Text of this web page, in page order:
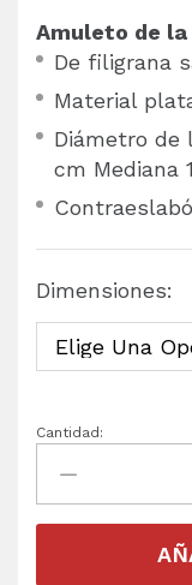
Amuleto de
De filigrana
Material
Diámetro de
cm Mediana
Dimensiones:
Cantidad: